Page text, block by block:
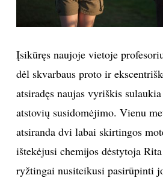
Jūs sutinkate su
taisyklėmis
Įsikūręs naujoje vietoje
dėl skvarbaus proto ir
atsiradęs naujas vyriškis
atstovių susidomėjimo. Vienu
atsiranda dvi labai skirtingos
ištekėjusi chemijos dėstytoja
ryžtingai nusiteikusi pasirūpinti